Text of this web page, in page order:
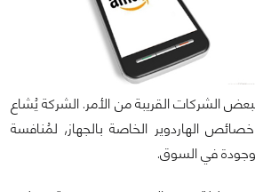
وفقاً لبعض الشركات القريبة من الأمر. الشركة يُشاع
الهاردوير الخاصة بالجهاز, لمُنافسة
في السوق.